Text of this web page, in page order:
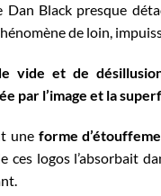
Dan Black presque
de loin,
vide et de
par l’image et la
une forme
ces logos l’absorbait